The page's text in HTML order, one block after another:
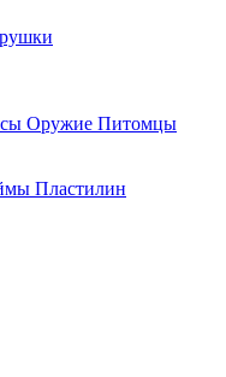
Оружие Питомцы
Пластилин